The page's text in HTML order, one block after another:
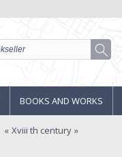
BOOKS AND WORKS
Xviii th century